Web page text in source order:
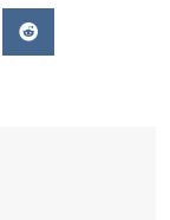
Reddit